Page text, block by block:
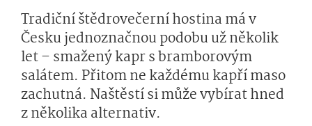
Tradiční štědrovečerní hostina má v
Česku jednoznačnou podobu už několik
let – smažený kapr s bramborovým
salátem. Přitom ne každému kapří maso
zachutná. Naštěstí si může vybírat hned
z několika alternativ.